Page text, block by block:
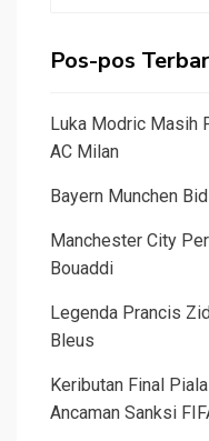
Pos-pos
Luka Modric Masih
AC Milan
Bayern Munchen
Manchester City
Bouaddi
Legenda Prancis
Bleus
Keributan Final
Ancaman Sanksi